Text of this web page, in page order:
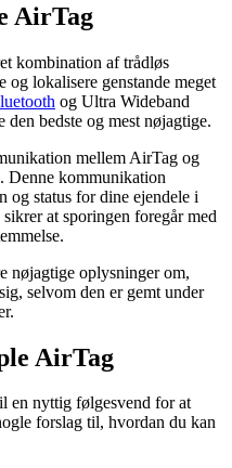
AirTag
kombination af trådløs
lokalisere genstande meget
og Ultra Wideband
bedste og mest nøjagtige.
mellem AirTag og
Denne kommunikation
og status for dine ejendele i
at sporingen foregår med
nøjagtige oplysninger om,
selvom den er gemt under
AirTag
en nyttig følgesvend for at
forslag til, hvordan du kan